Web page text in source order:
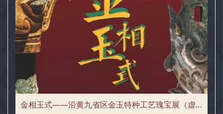
金相玉式——沿黄九省区金玉特种工艺瑰宝展（虚拟展）